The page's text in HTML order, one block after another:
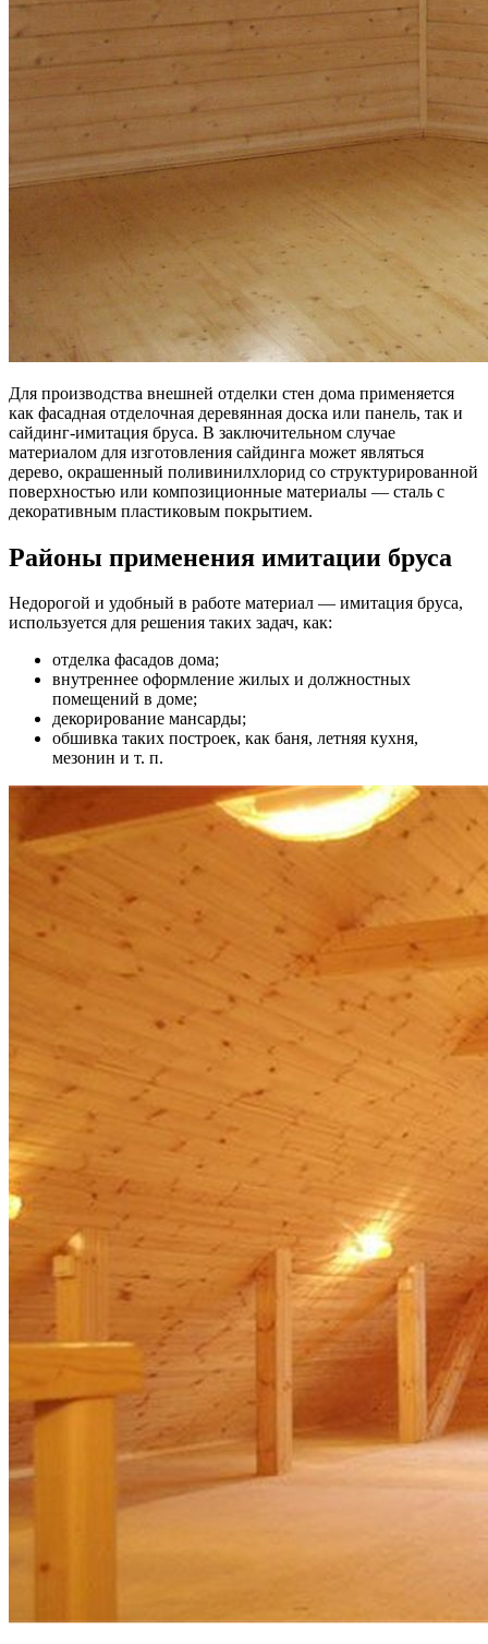
Для производства внешней отделки стен дома применяется
как фасадная отделочная деревянная доска или панель, так и
сайдинг-имитация бруса. В заключительном случае
материалом для изготовления сайдинга может являться
дерево, окрашенный поливинилхлорид со структурированной
поверхностью или композиционные материалы — сталь с
декоративным пластиковым покрытием.
Районы применения имитации бруса
Недорогой и удобный в работе материал — имитация бруса,
используется для решения таких задач, как:
отделка фасадов дома;
внутреннее оформление жилых и должностных
помещений в доме;
декорирование мансарды;
обшивка таких построек, как баня, летняя кухня,
мезонин и т. п.